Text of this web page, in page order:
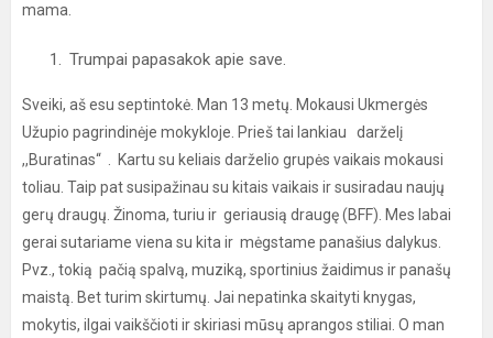
mama.
Trumpai papasakok apie save.
Sveiki, aš esu septintokė. Man 13 metų. Mokausi Ukmergės
Užupio pagrindinėje mokykloje. Prieš tai lankiau darželį
,,Buratinas“ . Kartu su keliais darželio grupės vaikais mokausi
toliau. Taip pat susipažinau su kitais vaikais ir susiradau naujų
gerų draugų. Žinoma, turiu ir geriausią draugę (BFF). Mes labai
gerai sutariame viena su kita ir mėgstame panašius dalykus.
Pvz., tokią pačią spalvą, muziką, sportinius žaidimus ir panašų
maistą. Bet turim skirtumų. Jai nepatinka skaityti knygas,
mokytis, ilgai vaikščioti ir skiriasi mūsų aprangos stiliai. O man